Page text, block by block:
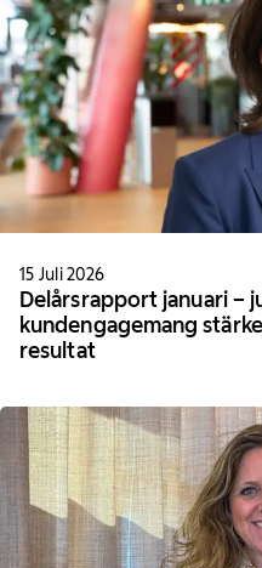
15 Juli 2026
Delårsrapport januari –
kundengagemang
resultat